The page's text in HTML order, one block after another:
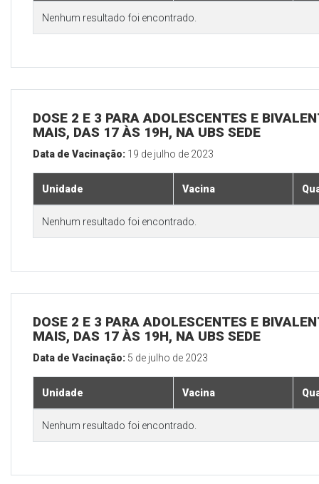
Nenhum resultado foi encontrado.
DOSE 2 E 3 PARA ADOLESCENTES E
MAIS, DAS 17 ÀS 19H, NA UBS SEDE
Data de Vacinação: 19 de julho de 2023
Unidade Vacina
Nenhum resultado foi encontrado.
DOSE 2 E 3 PARA ADOLESCENTES E
MAIS, DAS 17 ÀS 19H, NA UBS SEDE
Data de Vacinação: 5 de julho de 2023
Unidade Vacina
Nenhum resultado foi encontrado.